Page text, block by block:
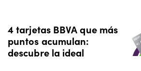
4 tarjetas BBVA que más
puntos acumulan:
descubre la ideal